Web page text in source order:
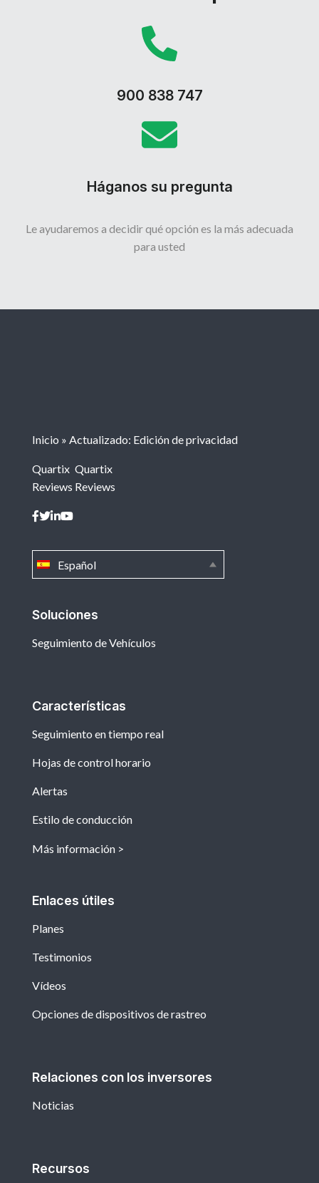
900 838 747
Háganos su pregunta
Le ayudaremos a decidir qué opción es la más adecuada
para usted
Soluciones
Seguimiento de Vehículos
Características
Seguimiento en tiempo real
Hojas de control horario
Alertas
Estilo de conducción
Más información
Enlaces útiles
Planes
Testimonios
Vídeos
Opciones de dispositivos de rastreo
Relaciones con los inversores
Noticias
Recursos
Español
Inicio » Actualizado: Edición de privacidad
Quartix
Reviews
Quartix
Reviews